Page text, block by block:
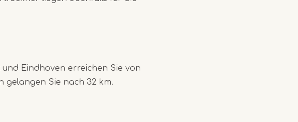
Eindhoven erreichen Sie von
gelangen Sie nach 32 km.